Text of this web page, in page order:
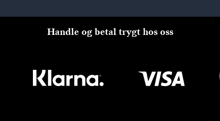
Handle og betal trygt hos oss